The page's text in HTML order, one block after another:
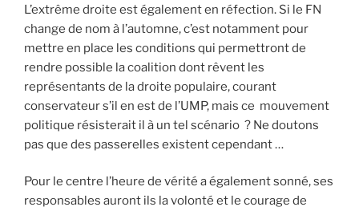
L’extrême droite est également en réfection. Si le FN
change de nom à l’automne, c’est notamment pour
mettre en place les conditions qui permettront de
rendre possible la coalition dont rêvent les
représentants de la droite populaire, courant
conservateur s’il en est de l’UMP, mais ce mouvement
politique résisterait il à un tel scénario ? Ne doutons
pas que des passerelles existent cependant …
Pour le centre l’heure de vérité a également sonné, ses
responsables auront ils la volonté et le courage de